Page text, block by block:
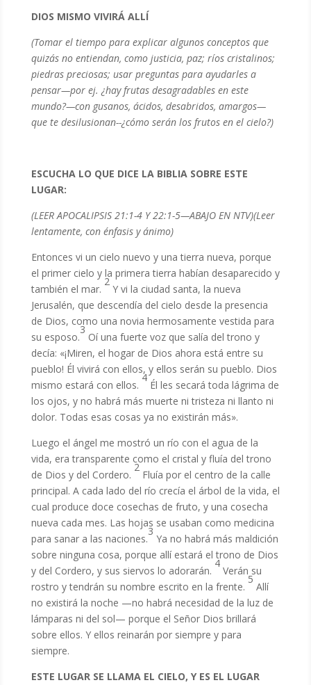
DIOS MISMO VIVIRÁ ALLÍ
(Tomar el tiempo para explicar algunos conceptos que
quizás no entiendan, como justicia, paz; ríos cristalinos;
piedras preciosas; usar preguntas para ayudarles a
pensar—por ej. ¿hay frutas desagradables en este
mundo?—con gusanos, ácidos, desabridos, amargos—
que te desilusionan--¿cómo serán los frutos en el cielo?)
ESCUCHA LO QUE DICE LA BIBLIA SOBRE ESTE
LUGAR:
(LEER APOCALIPSIS 21:1-4 Y 22:1-5—ABAJO EN NTV)(Leer
lentamente, con énfasis y ánimo)
Entonces vi un cielo nuevo y una tierra nueva, porque
el primer cielo y la primera tierra habían desaparecido y
también el mar.
2
Y vi la ciudad santa, la nueva
Jerusalén, que descendía del cielo desde la presencia
de Dios, como una novia hermosamente vestida para
su esposo.
3
Oí una fuerte voz que salía del trono y
decía: «¡Miren, el hogar de Dios ahora está entre su
pueblo! Él vivirá con ellos, y ellos serán su pueblo. Dios
mismo estará con ellos.
4
Él les secará toda lágrima de
los ojos, y no habrá más muerte ni tristeza ni llanto ni
dolor. Todas esas cosas ya no existirán más».
Luego el ángel me mostró un río con el agua de la
vida, era transparente como el cristal y fluía del trono
de Dios y del Cordero.
2
Fluía por el centro de la calle
principal. A cada lado del río crecía el árbol de la vida, el
cual produce doce cosechas de fruto, y una cosecha
nueva cada mes. Las hojas se usaban como medicina
para sanar a las naciones.
3
Ya no habrá más maldición
sobre ninguna cosa, porque allí estará el trono de Dios
y del Cordero, y sus siervos lo adorarán.
4
Verán su
rostro y tendrán su nombre escrito en la frente.
5
Allí
no existirá la noche —no habrá necesidad de la luz de
lámparas ni del sol— porque el Señor Dios brillará
sobre ellos. Y ellos reinarán por siempre y para
siempre.
ESTE LUGAR SE LLAMA EL CIELO, Y ES EL LUGAR